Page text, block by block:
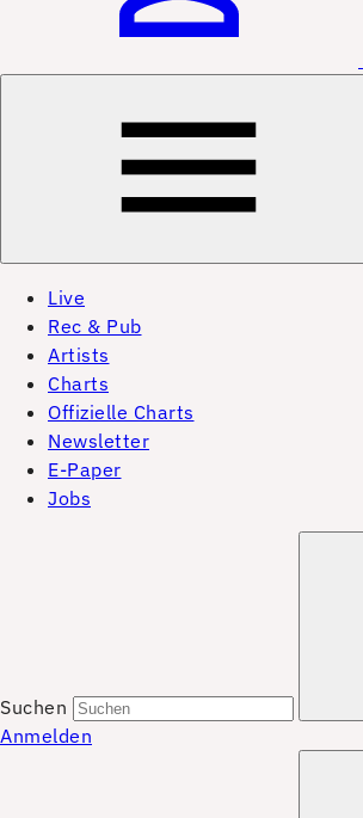
Live
Rec & Pub
Artists
Charts
Offizielle Charts
Newsletter
E-Paper
Jobs
Suchen
Anmelden